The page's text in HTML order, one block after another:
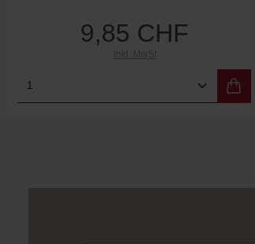
Regulärer Preis:
9,85 CHF
Inkl. MwSt
Produkt Anzahl: Gib den